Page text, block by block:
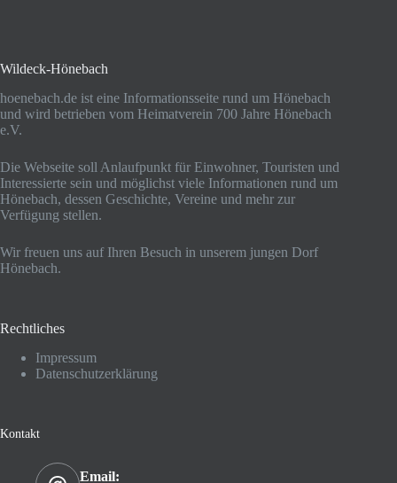
Wildeck-Hönebach
hoenebach.de ist eine Informationsseite rund um Hönebach
und wird betrieben vom Heimatverein 700 Jahre Hönebach
e.V.
Die Webseite soll Anlaufpunkt für Einwohner, Touristen und
Interessierte sein und möglichst viele Informationen rund um
Hönebach, dessen Geschichte, Vereine und mehr zur
Verfügung stellen.
Wir freuen uns auf Ihren Besuch in unserem jungen Dorf
Hönebach.
Rechtliches
Impressum
Datenschutzerklärung
Kontakt
Email: